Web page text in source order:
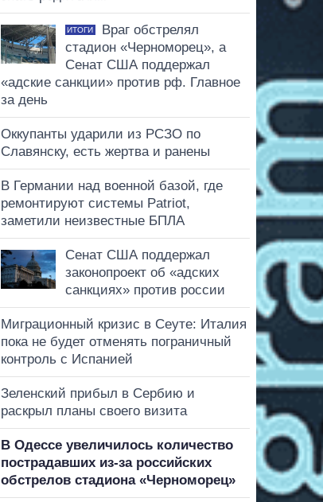
ИТОГИ
Враг обстрелял
стадион «Черноморец», а
Сенат США поддержал
«адские санкции» против рф. Главное
за день
Оккупанты ударили из РСЗО по
Славянску, есть жертва и ранены
В Германии над военной базой, где
ремонтируют системы Patriot,
заметили неизвестные БПЛА
Сенат США поддержал
законопроект об «адских
санкциях» против россии
Миграционный кризис в Сеуте: Италия
пока не будет отменять пограничный
контроль с Испанией
Зеленский прибыл в Сербию и
раскрыл планы своего визита
В Одессе увеличилось количество
пострадавших из-за российских
обстрелов стадиона «Черноморец»